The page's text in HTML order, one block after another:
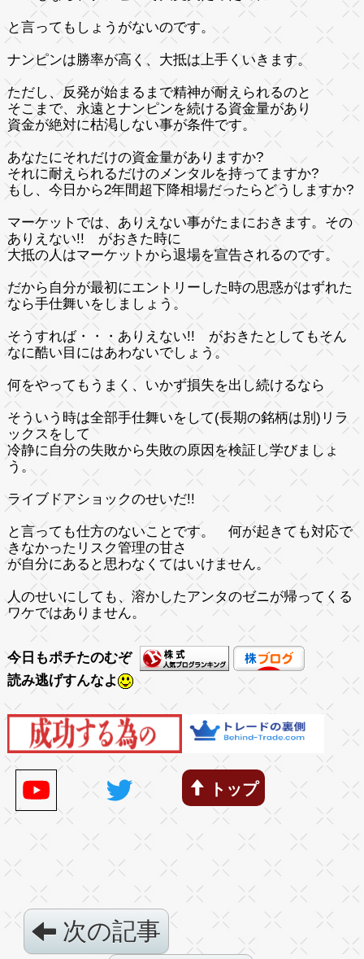
と言ってもしょうがないのです。
ナンピンは勝率が高く、大抵は上手くいきます。
ただし、反発が始まるまで精神が耐えられるのと
そこまで、永遠とナンピンを続ける資金量があり
資金が絶対に枯渇しない事が条件です。
あなたにそれだけの資金量がありますか?
それに耐えられるだけのメンタルを持ってますか?
もし、今日から2年間超下降相場だったらどうしますか?
マーケットでは、ありえない事がたまにおきます。その
ありえない!! がおきた時に
大抵の人はマーケットから退場を宣告されるのです。
だから自分が最初にエントリーした時の思惑がはずれた
なら手仕舞いをしましょう。
そうすれば・・・ありえない!! がおきたとしてもそん
なに酷い目にはあわないでしょう。
何をやってもうまく、いかず損失を出し続けるなら
そういう時は全部手仕舞いをして(長期の銘柄は別)リラ
ックスをして
冷静に自分の失敗から失敗の原因を検証し学びましょ
う。
ライブドアショックのせいだ!!
と言っても仕方のないことです。 何が起きても対応で
きなかったリスク管理の甘さ
が自分にあると思わなくてはいけません。
人のせいにしても、溶かしたアンタのゼニが帰ってくる
ワケではありません。
今日もポチたのむぞ
読み逃げすんなよ
トップ
次の記事